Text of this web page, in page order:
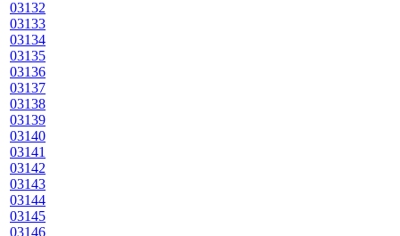
03132
03133
03134
03135
03136
03137
03138
03139
03140
03141
03142
03143
03144
03145
03146